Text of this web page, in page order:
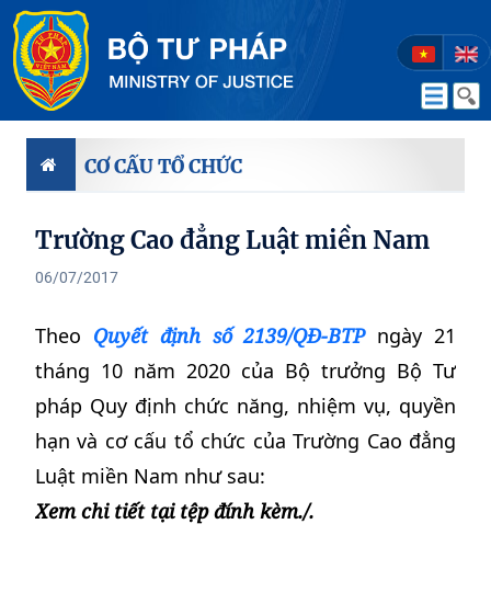
CƠ CẤU TỔ CHỨC
Trường Cao đẳng Luật miền Nam
06/07/2017
Theo Quyết định số 2139/QĐ-BTP ngày 21
tháng 10 năm 2020 của Bộ trưởng Bộ Tư
pháp Quy định chức năng, nhiệm vụ, quyền
hạn và cơ cấu tổ chức của Trường Cao đẳng
Luật miền Nam như sau:
Xem chi tiết tại tệp đính kèm./.